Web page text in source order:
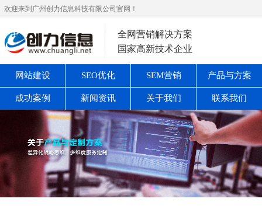
欢迎来到广州创力信息科技有限公司官网！
全网营销解决方案
国家高新技术企业
网站建设 SEO优化 SEM营销 产品与方案
成功案例 新闻资讯 关于我们 联系我们